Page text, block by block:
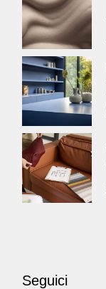
Seguici